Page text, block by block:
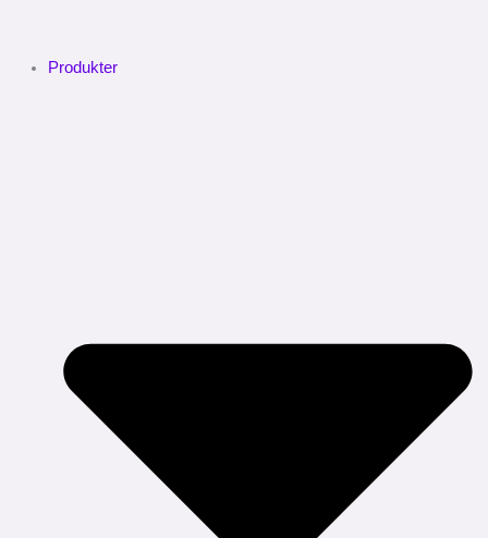
Produkter